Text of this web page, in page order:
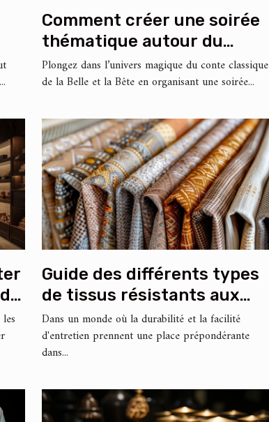
Comment créer une soirée
thématique autour du
conte classique de la Belle
et la Bête ?
Plongez dans l’univers magique du conte classique
de la Belle et la Bête en organisant une soirée...
Guide des différents types
de tissus résistants aux
taches pour meubles
Dans un monde où la durabilité et la facilité
d'entretien prennent une place prépondérante
dans...